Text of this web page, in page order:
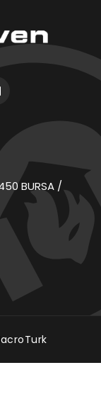
BURSA /